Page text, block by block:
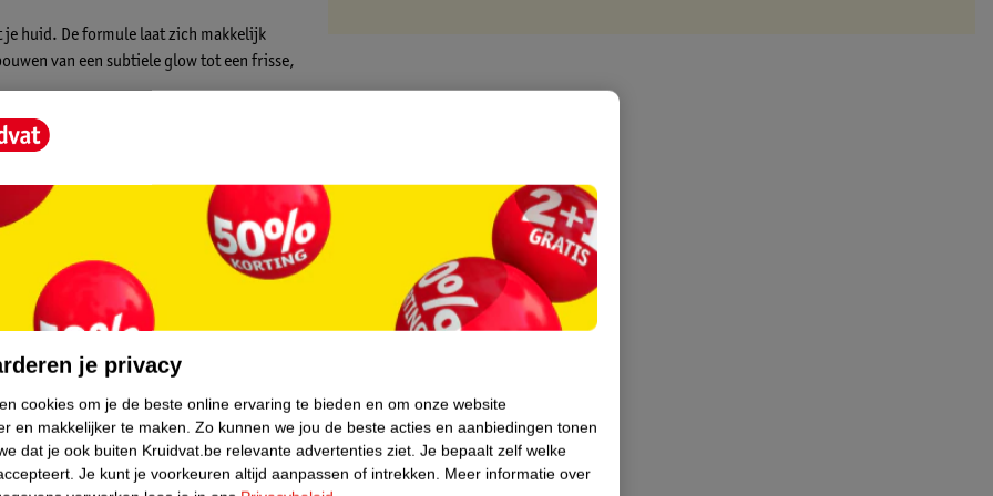
je huid. De formule laat zich makkelijk
van een subtiele glow tot een frisse,
finish. De blush is ook te gebruiken
niet om de beschermfolie van het
je privacy
cookies om je de beste online ervaring te bieden en om onze website
en makkelijker te maken. Zo kunnen we jou de beste acties en aanbiedingen tonen
dat je ook buiten Kruidvat.be relevante advertenties ziet. Je bepaalt zelf welke
Je kunt je voorkeuren altijd aanpassen of intrekken. Meer informatie over